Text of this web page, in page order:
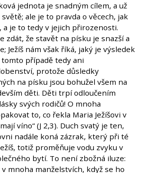
jednota je snadným cílem, a už
ale je to pravda o věcech, jak
a je to tedy v jejich přirozenosti.
zdát, že stavět na písku je snazší a
Ježíš nám však říká, jaký je výsledek
tomto případě tedy ani
protože důsledky
na písku jsou bohužel všem na
děti. Děti trpí odloučením
svých rodičů! O mnoha
to, co řekla Maria Ježíšovi v
víno“ (J 2,3). Duch svatý je ten,
nadále koná zázrak, který při té
totiž proměňuje vodu zvyku v
bytí. To není zbožná iluze:
mnoha manželstvích, když se ho